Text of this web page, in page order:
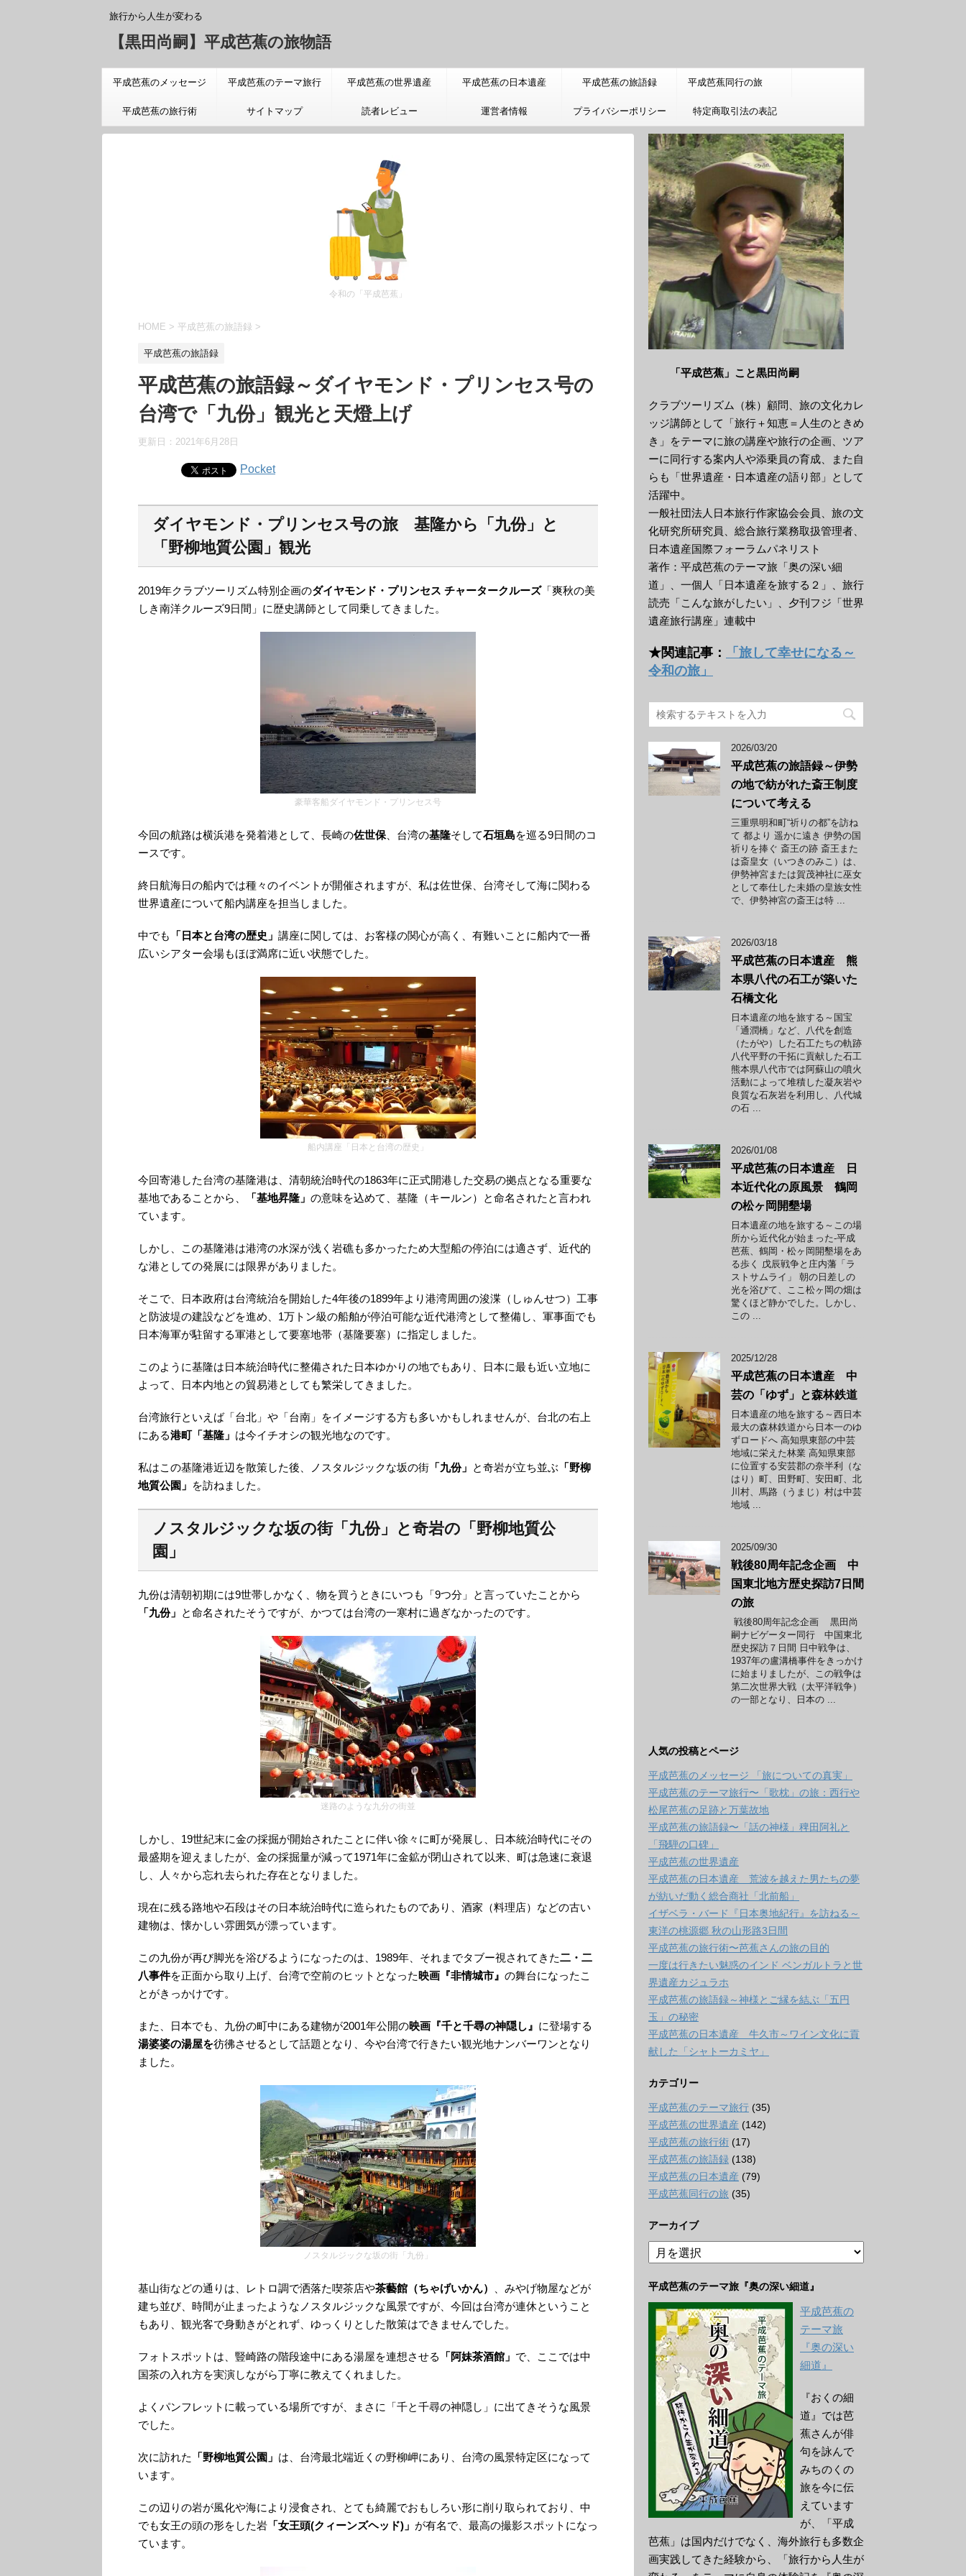
旅行から人生が変わる
【黒田尚嗣】平成芭蕉の旅物語
平成芭蕉のメッセージ
「旅についての真実」
平成芭蕉のテーマ旅行 平成芭蕉の世界遺産 平成芭蕉の日本遺産 平成芭蕉の旅語録 平成芭蕉同行の旅
平成芭蕉の旅行術 サイトマップ 読者レビュー 運営者情報 プライバシーポリシー 特定商取引法の表記
令和の「平成芭蕉」
HOME > 平成芭蕉の旅語録 >
平成芭蕉の旅語録
平成芭蕉の旅語録～ダイヤモンド・プリンセス号の
台湾で「九份」観光と天燈上げ
更新日： 2021年6月28日
Pocket
ダイヤモンド・プリンセス号の旅 基隆から「九份」と
「野柳地質公園」観光
2019年クラブツーリズム特別企画のダイヤモンド・プリンセス チャータークルーズ「爽秋の美
しき南洋クルーズ9日間」に歴史講師として同乗してきました。
豪華客船ダイヤモンド・プリンセス号
今回の航路は横浜港を発着港として、長崎の佐世保 、台湾の基隆そして石垣島を巡る9日間のコ
ースです。
終日航海日の船内では種々のイベントが開催されますが、私は佐世保、台湾そして海に関わる
世界遺産について船内講座を担当しました。
中でも 「日本と台湾の歴史」 講座に関しては、お客様の関心が高く、有難いことに船内で一番
広いシアター会場もほぼ満席に近い状態でした。
船内講座「日本と台湾の歴史」
今回寄港した台湾の基隆港は、清朝統治時代の1863年に正式開港した交易の拠点となる重要な
基地であることから、
「基地昇隆」 の意味を込めて、基隆（キールン）と命名されたと言われ
ています。
しかし、この基隆港は港湾の水深が浅く岩礁も多かったため大型船の停泊には適さず、近代的
な港としての発展には限界がありました。
そこで、日本政府は台湾統治を開始した4年後の1899年より港湾周囲の浚渫（しゅんせつ）工事
と防波堤の建設などを進め、1万トン級の船舶が停泊可能な近代港湾として整備し、軍事面でも
日本海軍が駐留する軍港として要塞地帯（基隆要塞）に指定しました。
このように基隆は日本統治時代に整備された日本ゆかりの地でもあり、日本に最も近い立地に
よって、日本内地との貿易港としても繁栄してきました。
台湾旅行といえば「台北」や「台南」をイメージする方も多いかもしれませんが、台北の右上
にある港町「基隆」 は今イチオシの観光地なのです。
私はこの基隆港近辺を散策した後、ノスタルジックな坂の街 「九份」 と奇岩が立ち並ぶ 「野柳
地質公園」 を訪ねました。
ノスタルジックな坂の街「九份」と奇岩の「野柳地質公
園」
九份は清朝初期には9世帯しかなく、物を買うときにいつも「9つ分」と言っていたことから
「九份」 と命名されたそうですが、かつては台湾の一寒村に過ぎなかったのです。
迷路のような九分の街並
しかし、19世紀末に金の採掘が開始されたことに伴い徐々に町が発展し、日本統治時代にその
最盛期を迎えましたが、金の採掘量が減って1971年に金鉱が閉山されて以来、町は急速に衰退
し、人々から忘れ去られた存在となりました。
現在に残る路地や石段はその日本統治時代に造られたものであり、酒家（料理店）などの古い
建物は、懐かしい雰囲気が漂っています。
この九份が再び脚光を浴びるようになったのは、1989年、それまでタブー視されてきた二・二
八事件を正面から取り上げ、台湾で空前のヒットとなった映画『非情城市』 の舞台になったこ
とがきっかけです。
また、日本でも、九份の町中にある建物が2001年公開の映画『千と千尋の神隠し』 に登場する
湯婆婆の湯屋を彷彿させるとして話題となり、今や台湾で行きたい観光地ナンバーワンとなり
ました。
ノスタルジックな坂の街「九份」
基山街などの通りは、レトロ調で洒落た喫茶店や茶藝館（ちゃげいかん）
、みやげ物屋などが
建ち並び、時間が止まったようなノスタルジックな風景ですが、今回は台湾が連休ということ
もあり、観光客で身動きがとれず、ゆっくりとした散策はできませんでした。
フォトスポットは、豎崎路の階段途中にある湯屋を連想させる 「阿妹茶酒館」 で、ここでは中
国茶の入れ方を実演しながら丁寧に教えてくれました。
よくパンフレットに載っている場所ですが、まさに「千と千尋の神隠し」に出てきそうな風景
でした。
次に訪れた 「野柳地質公園」 は、台湾最北端近くの野柳岬にあり、台湾の風景特定区になって
います。
この辺りの岩が風化や海により浸食され、とても綺麗でおもしろい形に削り取られており、中
でも女王の頭の形をした岩 「女王頭(クィーンズヘッド)」 が有名で、最高の撮影スポットになっ
ています。
「平成芭蕉」こと黒田尚嗣
クラブツーリズム（株）顧問、旅の文化カレ
ッジ講師として「旅行＋知恵＝人生のときめ
き」をテーマに旅の講座や旅行の企画、ツア
ーに同行する案内人や添乗員の育成、また自
らも「世界遺産・日本遺産の語り部」として
活躍中。
一般社団法人日本旅行作家協会会員、旅の文
化研究所研究員、総合旅行業務取扱管理者、
日本遺産国際フォーラムパネリスト
著作：平成芭蕉のテーマ旅「奥の深い細
道」、一個人「日本遺産を旅する２」、旅行
読売「こんな旅がしたい」、夕刊フジ「世界
遺産旅行講座」連載中
★関連記事：
「旅して幸せになる～
令和の旅」
2026/03/20
平成芭蕉の旅語録～伊勢
の地で紡がれた斎王制度
について考える
三重県明和町“祈りの都”を訪ね
て 都より 遥かに遠き 伊勢の国
祈りを捧ぐ 斎王の跡 斎王また
は斎皇女（いつきのみこ）は、
伊勢神宮または賀茂神社に巫女
として奉仕した未婚の皇族女性
で、伊勢神宮の斎王は特 ...
2026/03/18
平成芭蕉の日本遺産 熊
本県八代の石工が築いた
石橋文化
日本遺産の地を旅する～国宝
「通潤橋」など、八代を創造
（たがや）した石工たちの軌跡
八代平野の干拓に貢献した石工
熊本県八代市では阿蘇山の噴火
活動によって堆積した凝灰岩や
良質な石灰岩を利用し、八代城
の石 ...
2026/01/08
平成芭蕉の日本遺産 日
本近代化の原風景 鶴岡
の松ヶ岡開墾場
日本遺産の地を旅する～この場
所から近代化が始まった-平成
芭蕉、鶴岡・松ヶ岡開墾場をあ
る歩く 戊辰戦争と庄内藩「ラ
ストサムライ」 朝の日差しの
光を浴びて、ここ松ヶ岡の畑は
驚くほど静かでした。しかし、
この ...
2025/12/28
平成芭蕉の日本遺産 中
芸の「ゆず」と森林鉄道
日本遺産の地を旅する～西日本
最大の森林鉄道から日本一のゆ
ずロードへ 高知県東部の中芸
地域に栄えた林業 高知県東部
に位置する安芸郡の奈半利（な
はり）町、田野町、安田町、北
川村、馬路（うまじ）村は中芸
地域 ...
2025/09/30
戦後80周年記念企画 中
国東北地方歴史探訪7日間
の旅
戦後80周年記念企画 黒田尚
嗣ナビゲーター同行 中国東北
歴史探訪７日間 日中戦争は、
1937年の盧溝橋事件をきっかけ
に始まりましたが、この戦争は
第二次世界大戦（太平洋戦争）
の一部となり、日本の ...
人気の投稿とページ
平成芭蕉のメッセージ 「旅についての真実」
平成芭蕉のテーマ旅行〜「歌枕」の旅：西行や
松尾芭蕉の足跡と万葉故地
平成芭蕉の旅語録〜「話の神様」稗田阿礼と
「飛騨の口碑」
平成芭蕉の世界遺産
平成芭蕉の日本遺産 荒波を越えた男たちの夢
が紡いだ動く総合商社「北前船」
イザベラ・バード『日本奥地紀行』を訪ねる～
東洋の桃源郷 秋の山形路3日間
平成芭蕉の旅行術〜芭蕉さんの旅の目的
一度は行きたい魅惑のインド ベンガルトラと世
界遺産カジュラホ
平成芭蕉の旅語録～神様とご縁を結ぶ「五円
玉」の秘密
平成芭蕉の日本遺産 牛久市～ワイン文化に貢
献した「シャトーカミヤ」
カテゴリー
平成芭蕉のテーマ旅行 (35)
平成芭蕉の世界遺産 (142)
平成芭蕉の旅行術 (17)
平成芭蕉の旅語録 (138)
平成芭蕉の日本遺産 (79)
平成芭蕉同行の旅 (35)
アーカイブ
ア
ー
イ
ブ
平成芭蕉のテーマ旅『奥の深い細道』
平成芭蕉の
テーマ旅
『奥の深い
細道』
『おくの細
道』では芭
蕉さんが俳
句を詠んで
みちのくの
旅を今に伝
えています
が、「平成
芭蕉」は国内だけでなく、海外旅行も多数企
画実践してきた経験から、「旅行から人生が